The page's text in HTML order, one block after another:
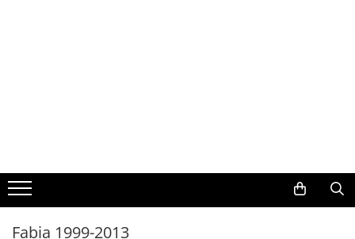
Volkswagen
Audi
Fabia 1999-2013